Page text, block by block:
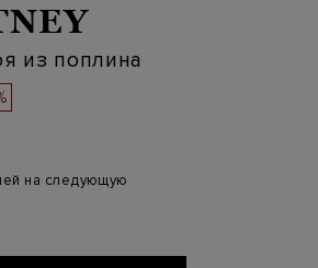
из поплина
на следующую